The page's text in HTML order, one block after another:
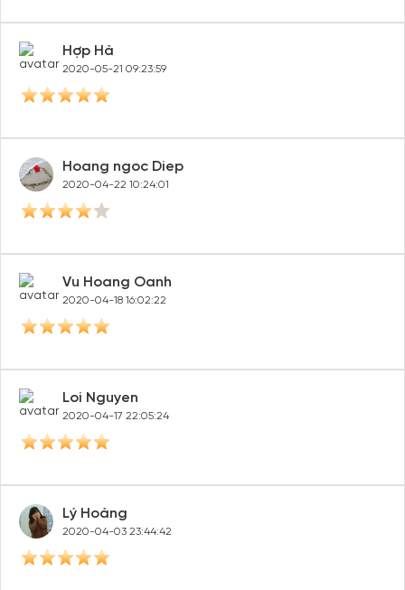
Hợp Hà
2020-05-21 09:23:59
Hoang ngoc Diep
2020-04-22 10:24:01
Vu Hoang Oanh
2020-04-18 16:02:22
Loi Nguyen
2020-04-17 22:05:24
Lý Hoàng
2020-04-03 23:44:42